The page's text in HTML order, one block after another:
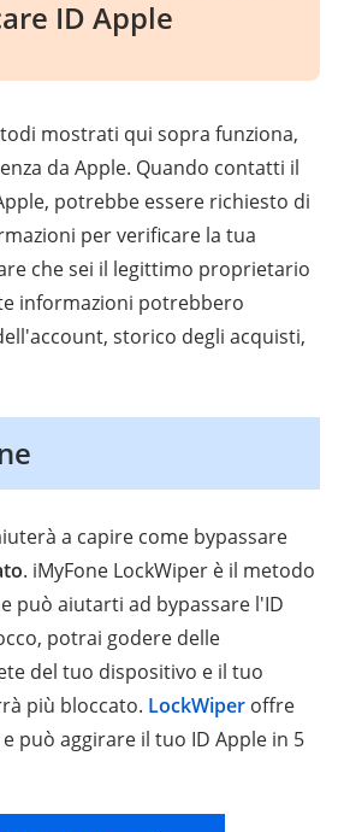
ID Apple
mostrati qui sopra funziona,
da Apple. Quando contatti il
potrebbe essere richiesto di
per verificare la tua
che sei il legittimo proprietario
informazioni potrebbero
storico degli acquisti,
a capire come bypassare
. iMyFone LockWiper è il metodo
può aiutarti ad bypassare l'ID
potrai godere delle
del tuo dispositivo e il tuo
più bloccato. LockWiper offre
può aggirare il tuo ID Apple in 5